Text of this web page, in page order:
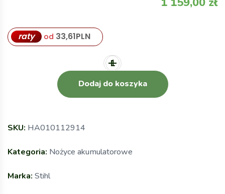
raty od 33,61PLN
Dodaj do koszyka
SKU: HA010112914
Kategoria: Nożyce akumulatorowe
Marka: Stihl